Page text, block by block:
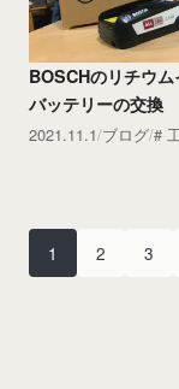
BOSCHのリチウム
バッテリーの交換
2021.11.1 ブログ
1 2 3